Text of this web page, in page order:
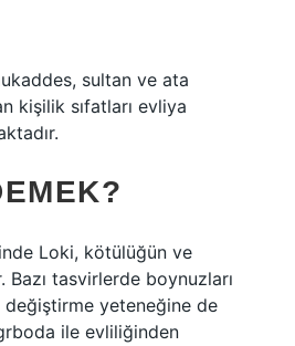
sultan ve ata
kişilik sıfatları evliya
Loki, kötülüğün ve
Bazı tasvirlerde boynuzları
değiştirme yeteneğine de
ile evliliğinden